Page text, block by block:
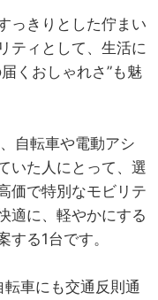
っきりとした佇まい
ティとして、生活に
くおしゃれさ”も魅
自転車や電動アシ
いた人にとって、選
価で特別なモビリテ
適に、軽やかにする
る1台です。
車にも交通反則通